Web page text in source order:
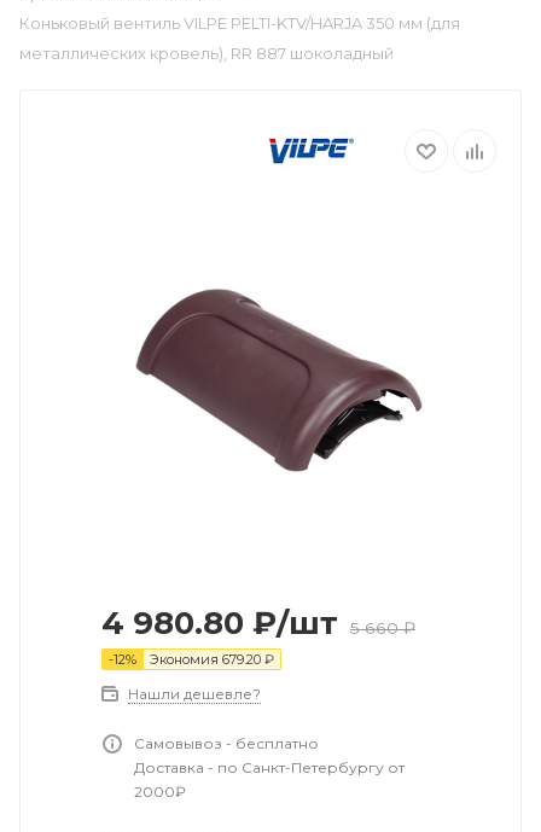
Коньковый вентиль VILPE PELTI-KTV/HARJA 350 мм (для
металлических кровель), RR 887 шоколадный
4 980.80 ₽/шт 5 660₽
-12% Экономия 679.20 ₽
Нашли дешевле?
Самовывоз - бесплатно
Доставка - по Санкт-Петербургу от
2000₽